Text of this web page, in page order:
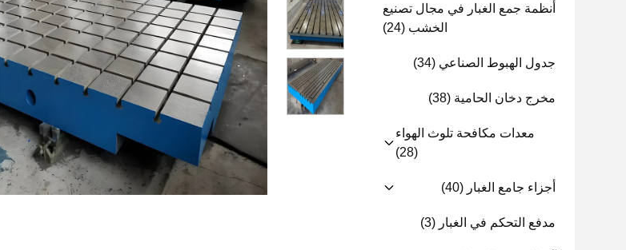
أنظمة جمع الغبار في مجال تصنيع
الخشب (24)
جدول الهبوط الصناعي (34)
مخرج دخان الحامية (38)
معدات مكافحة تلوث الهواء
(28)
أجزاء جامع الغبار (40)
مدفع التحكم في الغبار (3)